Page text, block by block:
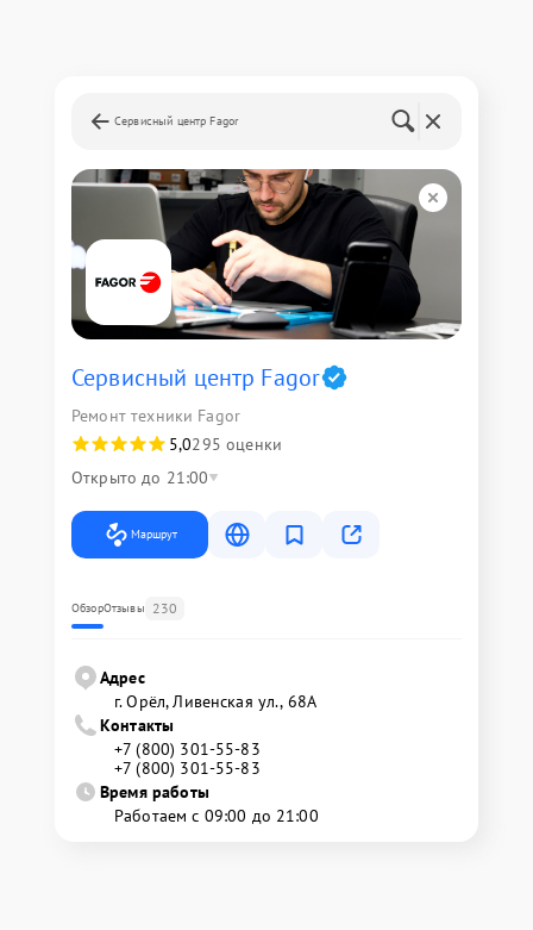
Сервисный центр Fagor
Сервисный центр Fagor
Ремонт техники Fagor
5,0295 оценки
Открыто до 21:00
Маршрут
ОбзорОтзывы 230
Адрес
г. Орёл, Ливенская ул., 68А
Контакты
+7 (800) 301-55-83
+7 (800) 301-55-83
Время работы
Работаем с 09:00 до 21:00